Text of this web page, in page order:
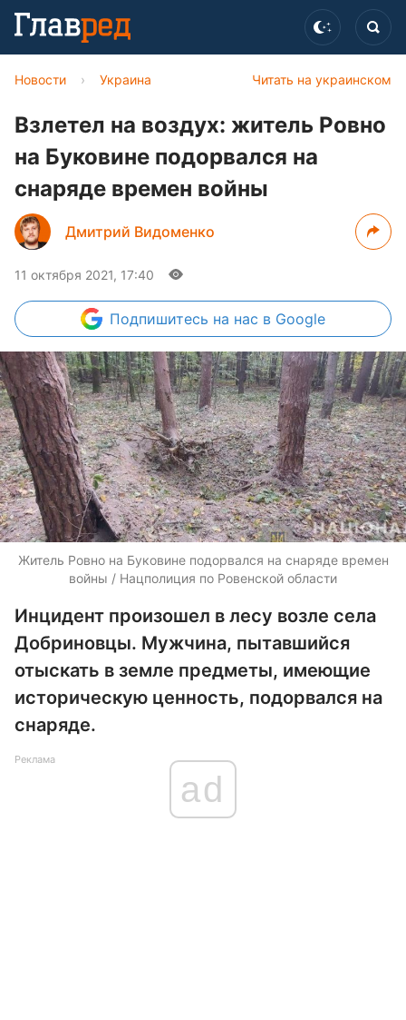
Читать на украинском
Новости › Украина
Взлетел на воздух: житель Ровно
на Буковине подорвался на
снаряде времен войны
Дмитрий Видоменко
11 октября 2021, 17:40
Подпишитесь на нас в Google
Житель Ровно на Буковине подорвался на снаряде времен
войны / Нацполиция по Ровенской области
Инцидент произошел в лесу возле села
Добриновцы. Мужчина, пытавшийся
отыскать в земле предметы, имеющие
историческую ценность, подорвался на
снаряде.
Реклама
ad